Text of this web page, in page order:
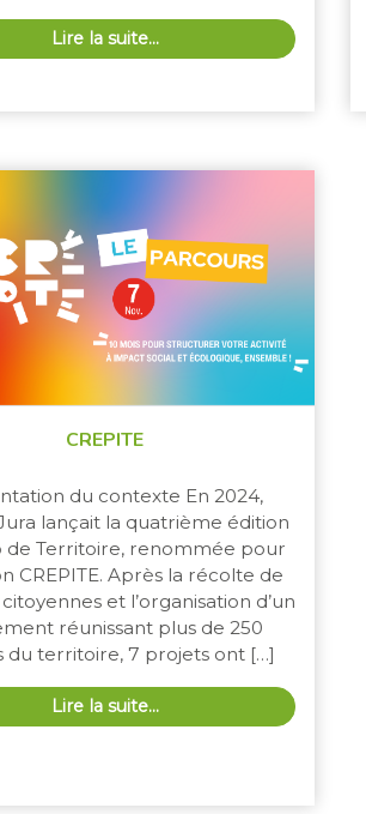
Lire la suite…
CREPITE
du contexte En 2024,
Jura lançait la quatrième édition
de Territoire, renommée pour
CREPITE. Après la récolte de
et l’organisation d’un
réunissant plus de 250
du territoire, 7 projets ont […]
Lire la suite…